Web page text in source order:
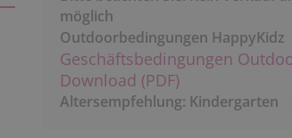
möglich
Outdoorbedingungen HappyKidz
Geschäftsbedingungen
Download (PDF)
Altersempfehlung: Kindergarten